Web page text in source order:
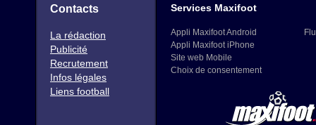
Contacts
La rédaction
Publicité
Recrutement
Infos légales
Liens football
Services Maxifoot
Appli Maxifoot Android
Appli Maxifoot iPhone
Site web Mobile
Choix de consentement